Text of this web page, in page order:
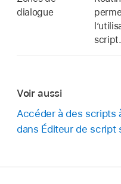
dialogue
script.
Voir aussi
Accéder à des scripts
dans Éditeur de script